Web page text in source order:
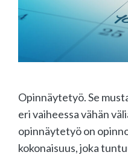
Opinnäytetyö. Se
eri vaiheessa vähän
opinnäytetyö on
kokonaisuus, joka